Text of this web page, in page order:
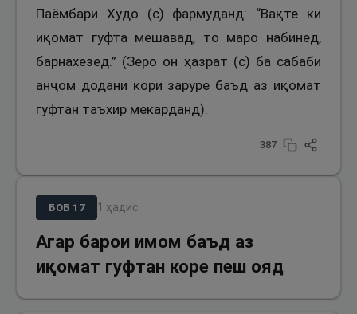
Паёмбари Худо (с) фармуданд: “Вақте ки
иқомат гуфта мешавад, то маро набинед,
барнахезед.” (Зеро он ҳазрат (с) ба сабаби
анҷом додани кори заруре баъд аз иқомат
гуфтан таъхир мекарданд).
387
БОБ 17 1 ҳадис
Агар барои имом баъд аз
иқомат гуфтан коре пеш ояд